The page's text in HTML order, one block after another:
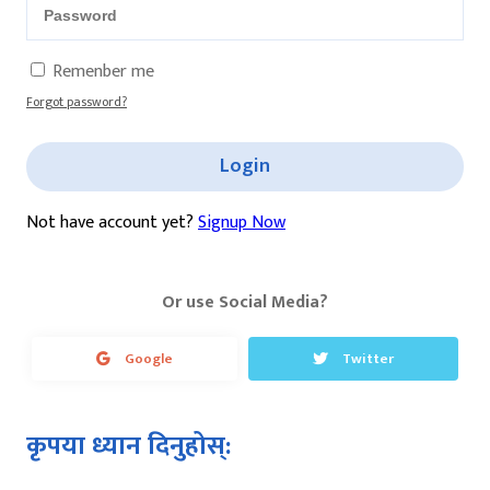
Remenber me
Forgot password?
Login
Not have account yet?Signup Now
Or use Social Media?
Google Twitter
कृपया ध्यान दिनुहोस्: